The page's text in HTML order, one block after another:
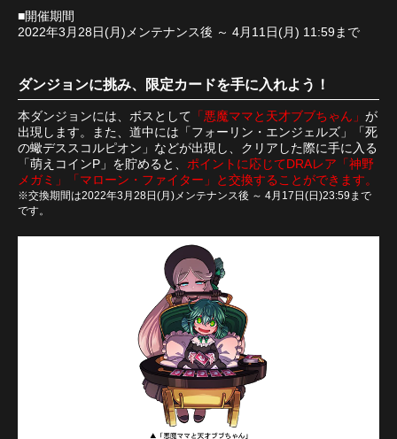
■開催期間
2022年3月28日(月)メンテナンス後 ～ 4月11日(月) 11:59まで
ダンジョンに挑み、限定カードを手に入れよう！
本ダンジョンには、ボスとして 「悪魔ママと天才ブブちゃん」 が
出現します。また、道中には「フォーリン・エンジェルズ」「死
の蠍デススコルピオン」などが出現し、クリアした際に手に入る
「萌えコインP」を貯めると、 ポイントに応じてDRAレア「神野
メガミ」「マローン・ファイター」と交換することができます。
※交換期間は2022年3月28日(月)メンテナンス後 ～ 4月17日(日)23:59まで
です。